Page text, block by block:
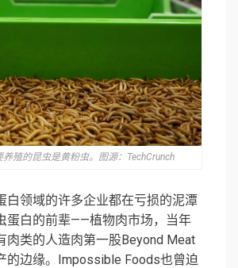
殖的昆虫是黄粉虫。图源：TechCrunch
白领域的许多企业都在亏损的泥潭
蛋白的前辈——植物肉市场，当年
肉类的人造肉第一股Beyond Meat
的边缘。Impossible Foods也曾迫